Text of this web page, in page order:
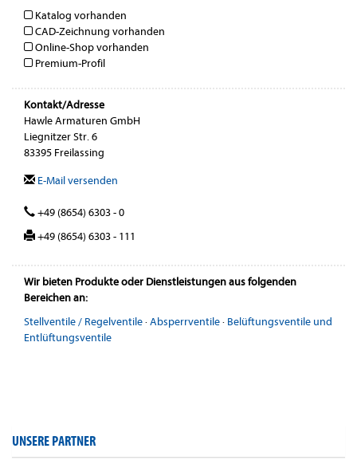
Katalog vorhanden
CAD-Zeichnung vorhanden
Online-Shop vorhanden
Premium-Profil
Kontakt/Adresse
Hawle Armaturen GmbH
Liegnitzer Str. 6
83395 Freilassing
E-Mail versenden
+49 (8654) 6303 - 0
+49 (8654) 6303 - 111
Wir bieten Produkte oder Dienstleistungen aus folgenden
Bereichen an:
Stellventile / Regelventile·Absperrventile· Belüftungsventile und
Entlüftungsventile
UNSERE PARTNER